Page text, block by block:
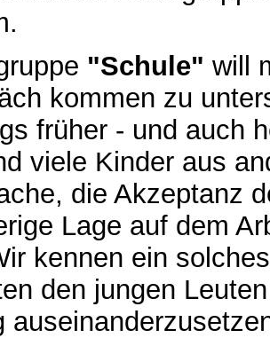
"Schule" will
kommen zu
früher - und auch
viele Kinder aus
die Akzeptanz
Lage auf dem
kennen ein
den jungen